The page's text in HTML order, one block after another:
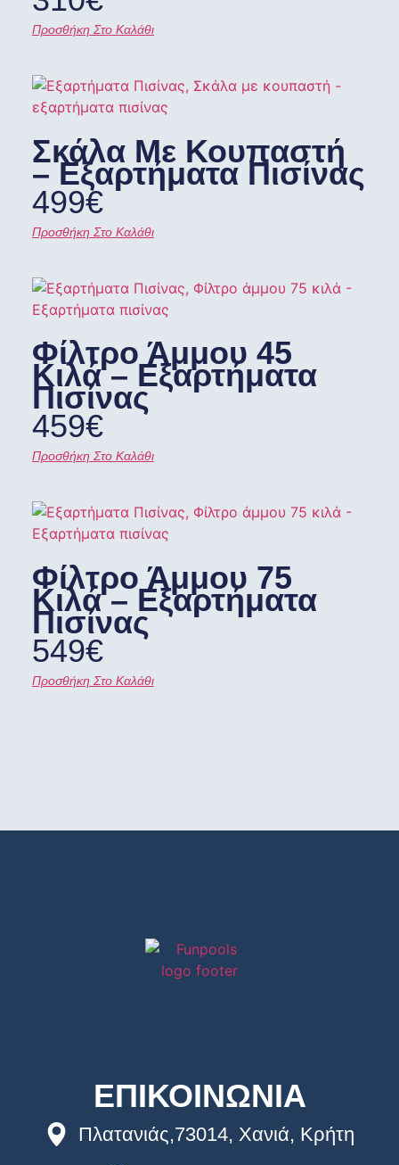
Προσθήκη Στο Καλάθι
Σκάλα Με Κουπαστή
– Εξαρτήματα Πισίνας
499€
Προσθήκη Στο Καλάθι
Φίλτρο Άμμου 45
Κιλά – Εξαρτήματα
Πισίνας
459€
Προσθήκη Στο Καλάθι
Φίλτρο Άμμου 75
Κιλά – Εξαρτήματα
Πισίνας
549€
Προσθήκη Στο Καλάθι
ΕΠΙΚΟΙΝΩΝΙΑ
Πλατανιάς,73014, Χανιά, Κρήτη